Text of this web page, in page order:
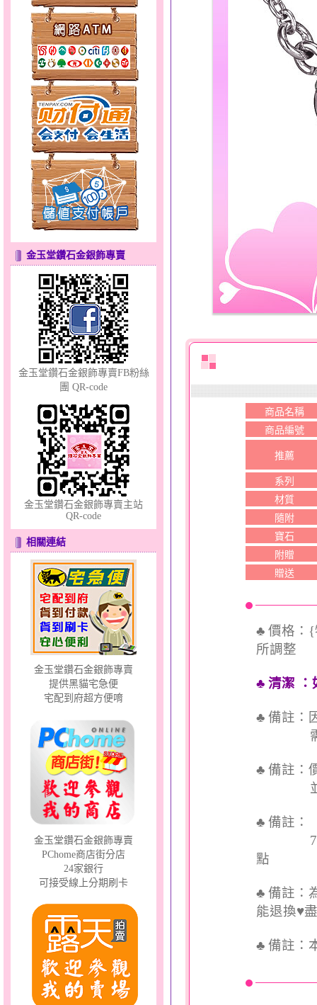
愛在心坎～金銀鋼套鍊
聽見愛～男金鋼手鍊
夢想幸福～男黃金戒指
鎖愛情話～蠟線銀鋼手鍊
美人魚～金銀鋼套鍊
金玉堂鑽石金銀飾專賣
金玉堂鑽石金銀飾專賣FB粉絲
團 QR-code
金玉堂鑽石金銀飾專賣主站
QR-code
相關連結
金玉堂鑽石金銀飾專賣
提供黑貓宅急便
宅配到府超方便唷
金玉堂鑽石金銀飾專賣
PChome商店街分店
24家銀行
可接受線上分期刷卡
商品名稱
商品編號
推薦
系列
材質
隨附
寶石
附贈
贈送
♣ 價格：{
所調整
♣ 清潔 ：
♣ 備註：
需依實
♣ 備註：
並交付
♣ 備註：
7個工
點
♣ 備註：
能退換♥
♣ 備註：